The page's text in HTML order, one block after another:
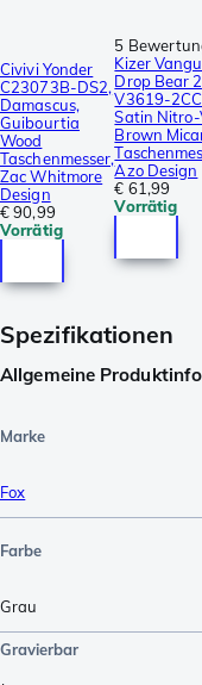
Civivi Yonder
C23073B-DS2,
Damascus,
Guibourtia
Wood
Taschenmesser,
Zac Whitmore
Design
€ 90,99
Vorrätig
5
Kizer
Drop Bear
V3619-
Satin Nitro-
Brown
Azo Design
€ 61,99
Vorrätig
Spezifikationen
Allgemeine Produktinfo
Marke
Fox
Farbe
Grau
Gravierbar